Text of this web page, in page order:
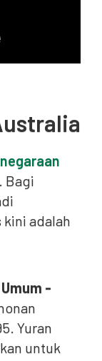
Bagi
kini adalah
-
Yuran
untuk